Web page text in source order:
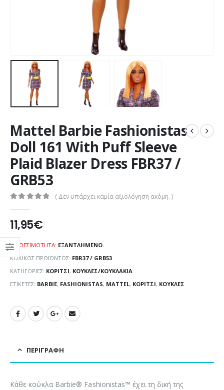
Mattel Barbie Fashionistas
Doll 161 With Puff Sleeve
Plaid Blazer Dress FBR37 /
GRB53
( Δεν υπάρχει καμία αξιολόγηση ακόμη. )
11,95€
ΔΙΑΘΕΣΙΜΌΤΗΤΑ: ΕΞΑΝΤΛΗΜΈΝΟ.
ΚΩΔΙΚΌΣ ΠΡΟΪΌΝΤΟΣ: FBR37 / GRB53
ΚΑΤΗΓΟΡΊΕΣ: ΚΟΡΊΤΣΙ, ΚΟΎΚΛΕΣ/ΚΟΥΚΛΆΚΙΑ
ΕΤΙΚΈΤΕΣ: BARBIE, FASHIONISTAS, MATTEL, ΚΟΡΊΤΣΙ, ΚΟΎΚΛΕΣ
ΠΕΡΙΓΡΑΦΉ
Κάθε κούκλα Barbie® Fashionistas™ έχει τη δική της